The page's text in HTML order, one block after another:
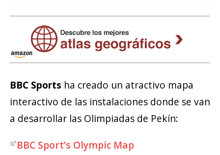
BBC Sports ha creado un atractivo mapa
interactivo de las instalaciones donde se van
a desarrollar las Olimpiadas de Pekín:
BBC Sport’s Olympic Map